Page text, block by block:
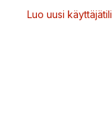
Luo uusi käyttäjätili